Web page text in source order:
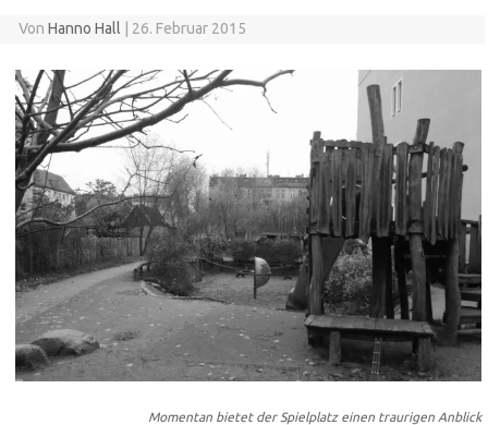
Von Hanno Hall 26. Februar 2015
Momentan bietet der Spielplatz einen traurigen Anblick